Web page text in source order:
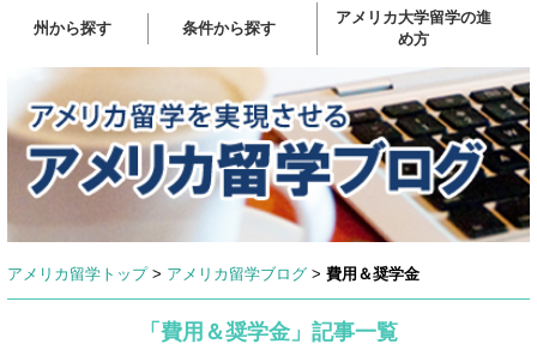
州から探す 条件から探す
アメリカ大学留学の進
め方
アメリカ留学トップ > アメリカ留学ブログ > 費用＆奨学金
「費用＆奨学金」記事一覧